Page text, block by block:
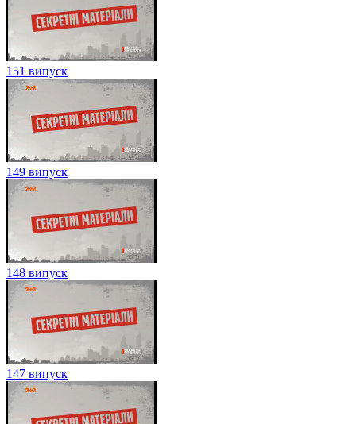
151 випуск
149 випуск
148 випуск
147 випуск